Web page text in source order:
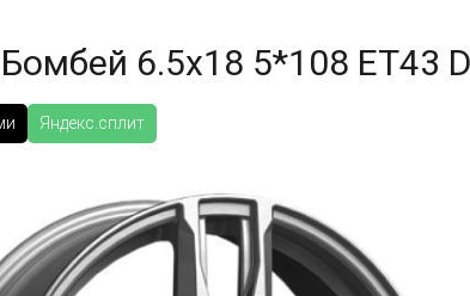
6.5x18 5*108 ET43
Яндекс.сплит